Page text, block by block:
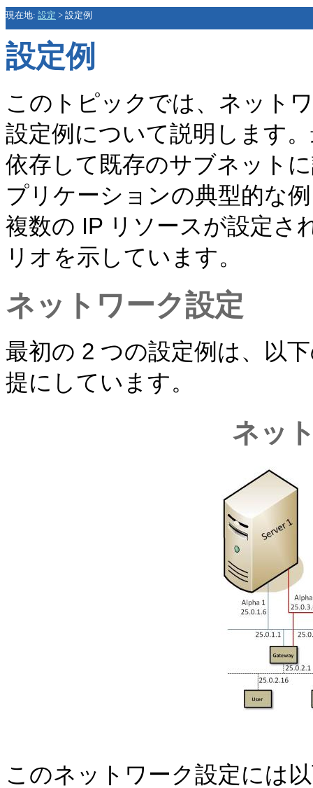
現在地: 設定 > 設定例
設定例
このトピックでは、ネット
設定例について説明します
依存して既存のサブネット
プリケーションの典型的な
複数の IP リソースが設定さ
リオを示しています。
ネットワーク設定
最初の 2 つの設定例は、以
提にしています。
ネッ
このネットワーク設定には